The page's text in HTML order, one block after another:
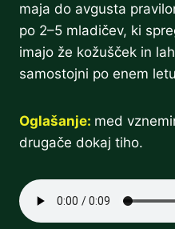
maja do avgusta
po 2–5 mladičev, ki
imajo že kožušček in
samostojni po enem
Oglašanje: med
drugače dokaj tiho.